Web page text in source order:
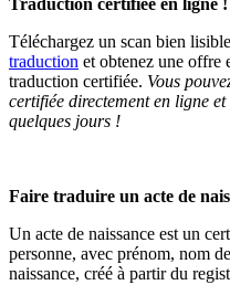
Traduction certifiée en ligne !
Téléchargez un scan bien
traduction et obtenez une offre
traduction certifiée. Vous
certifiée directement en ligne
quelques jours !
Faire traduire un acte de
Un acte de naissance est un
personne, avec prénom, nom
naissance, créé à partir du